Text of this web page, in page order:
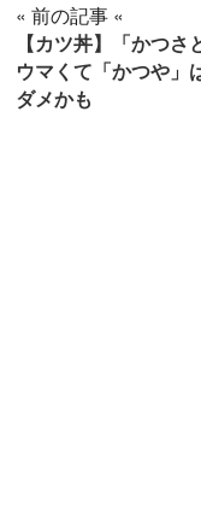
« 前の記事 «
【カツ丼】「かつさ
ウマくて「かつや」
ダメかも